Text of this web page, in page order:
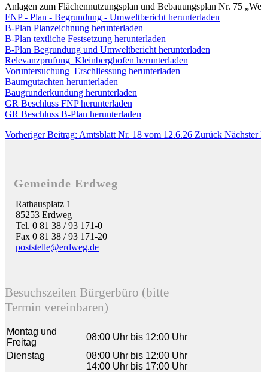
Anlagen zum Flächennutzungsplan und Bebauungsplan Nr. 75
FNP - Plan - Begrundung - Umweltbericht herunterladen
B-Plan Planzeichnung herunterladen
B-Plan textliche Festsetzung herunterladen
B-Plan Begrundung und Umweltbericht herunterladen
Relevanzprufung_Kleinberghofen herunterladen
Voruntersuchung_Erschliessung herunterladen
Baumgutachten herunterladen
Baugrunderkundung herunterladen
GR Beschluss FNP herunterladen
GR Beschluss B-Plan herunterladen
Vorheriger Beitrag: Amtsblatt Nr. 18 vom 12.6.26 Zurück
Gemeinde Erdweg
Rathausplatz 1
85253 Erdweg
Tel. 0 81 38 / 93 171-0
Fax 0 81 38 / 93 171-20
poststelle@erdweg.de
Besuchszeiten Bürgerbüro (bitte
Termin vereinbaren)
Montag und
Freitag
08:00 Uhr bis 12:00 Uhr
Dienstag
08:00 Uhr bis 12:00 Uhr
14:00 Uhr bis 17:00 Uhr